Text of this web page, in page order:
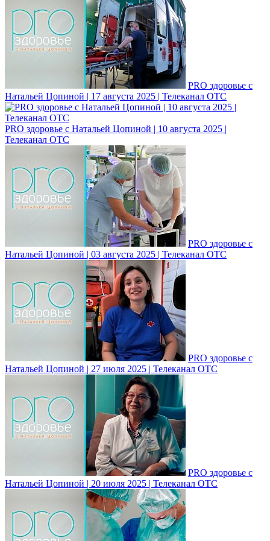
PRO здоровье с
Натальей Цопиной | 17 августа 2025 | Телеканал ОТС
PRO здоровье с Натальей Цопиной | 10 августа 2025 |
Телеканал ОТС
PRO здоровье с
Натальей Цопиной | 03 августа 2025 | Телеканал ОТС
PRO здоровье с
Натальей Цопиной | 27 июля 2025 | Телеканал ОТС
PRO здоровье с
Натальей Цопиной | 20 июля 2025 | Телеканал ОТС